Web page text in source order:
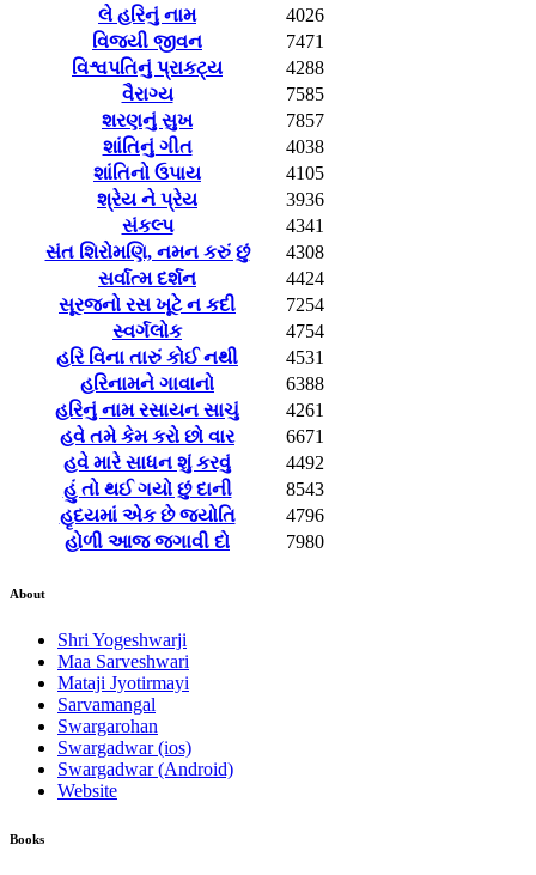
લે હરિનું નામ
4026
વિજયી જીવન
7471
વિશ્વપતિનું પ્રાકટ્ય
4288
વૈરાગ્ય
7585
શરણનું સુખ
7857
શાંતિનું ગીત
4038
શાંતિનો ઉપાય
4105
શ્રેય ને પ્રેય
3936
સંકલ્પ
4341
સંત શિરોમણિ, નમન કરું છું
4308
સર્વાત્મ દર્શન
4424
સૂરજનો રસ ખૂટે ન કદી
7254
સ્વર્ગલોક
4754
હરિ વિના તારું કોઈ નથી
4531
હરિનામને ગાવાનો
6388
હરિનું નામ રસાયન સાચું
4261
હવે તમે કેમ કરો છો વાર
6671
હવે મારે સાધન શું કરવું
4492
હું તો થઈ ગયો છું દાની
8543
હૃદયમાં એક છે જ્યોતિ
4796
હોળી આજ જગાવી દો
7980
About
Shri Yogeshwarji
Maa Sarveshwari
Mataji Jyotirmayi
Sarvamangal
Swargarohan
Swargadwar (ios)
Swargadwar (Android)
Website
Books